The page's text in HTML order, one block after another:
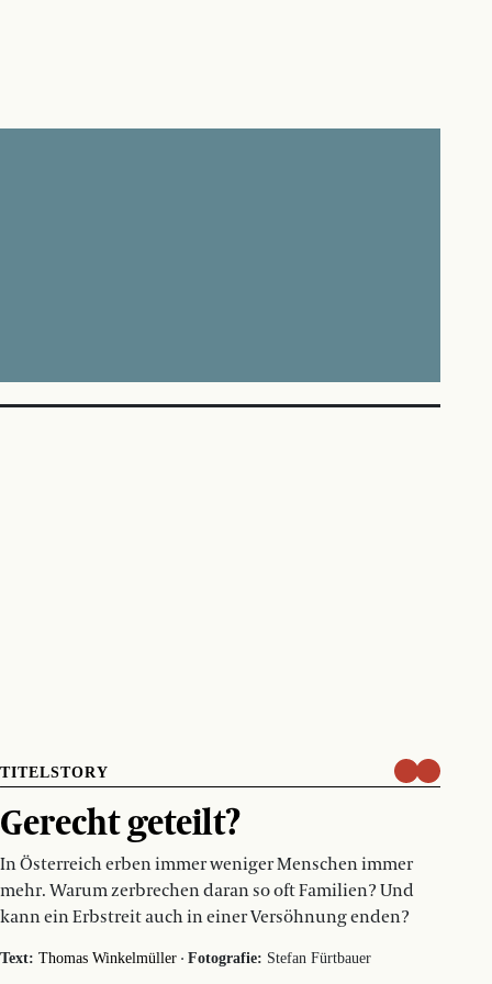
TITELSTORY
Gerecht geteilt?
In Österreich erben immer weniger Menschen immer
mehr. Warum zerbrechen daran so oft Familien? Und
kann ein Erbstreit auch in einer Versöhnung enden?
Text: Thomas Winkelmüller ·Fotografie: Stefan Fürtbauer